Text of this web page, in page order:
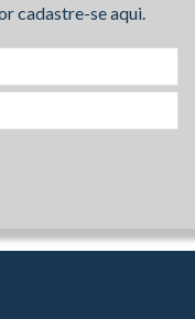
cadastre-se aqui.